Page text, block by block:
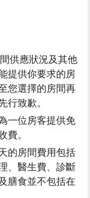
供應狀況及其他
提供你要求的房
您選擇的房間再
行致歉。
一位房客提供免
費。
的房間費用包括
、醫生費、診斷
膳食並不包括在